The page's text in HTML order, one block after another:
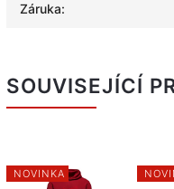
Záruka:
SOUVISEJÍCÍ
NOVINKA